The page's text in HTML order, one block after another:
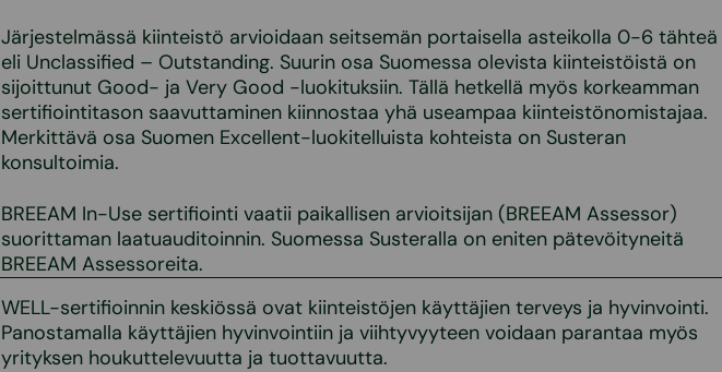
Järjestelmässä kiinteistö arvioidaan seitsemän portaisella asteikolla 0-6 tähteä
eli Unclassified – Outstanding. Suurin osa Suomessa olevista kiinteistöistä on
sijoittunut Good- ja Very Good -luokituksiin. Tällä hetkellä myös korkeamman
sertifiointitason saavuttaminen kiinnostaa yhä useampaa kiinteistönomistajaa.
Merkittävä osa Suomen Excellent-luokitelluista kohteista on Susteran
konsultoimia.
BREEAM In-Use sertifiointi vaatii paikallisen arvioitsijan (BREEAM Assessor)
suorittaman laatuauditoinnin. Suomessa Susteralla on eniten pätevöityneitä
BREEAM Assessoreita.
WELL-sertifioinnin keskiössä ovat kiinteistöjen käyttäjien terveys ja hyvinvointi.
Panostamalla käyttäjien hyvinvointiin ja viihtyvyyteen voidaan parantaa myös
yrityksen houkuttelevuutta ja tuottavuutta.